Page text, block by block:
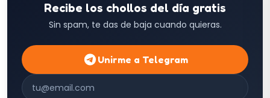
Recibe los chollos del día gratis
Sin spam, te das de baja cuando quieras.
Unirme a Telegram
Correo electrónico